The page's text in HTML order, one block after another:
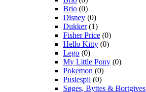
Brio (0)
Disney (0)
Dukker(1)
Fisher Price (0)
Hello Kitty (0)
Lego (0)
My Little Pony (0)
Pokemon (0)
Puslespil (0)
Søges, Byttes & Bortgives